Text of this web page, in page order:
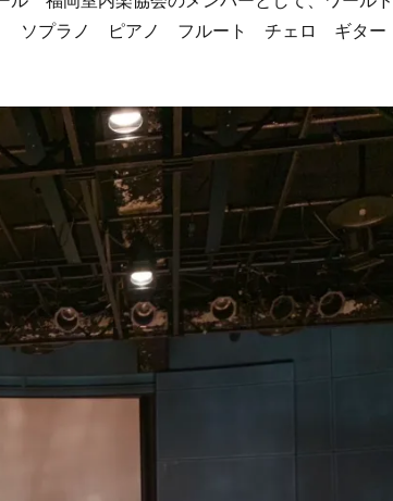
。 ソプラノ ピアノ フルート チェロ ギター